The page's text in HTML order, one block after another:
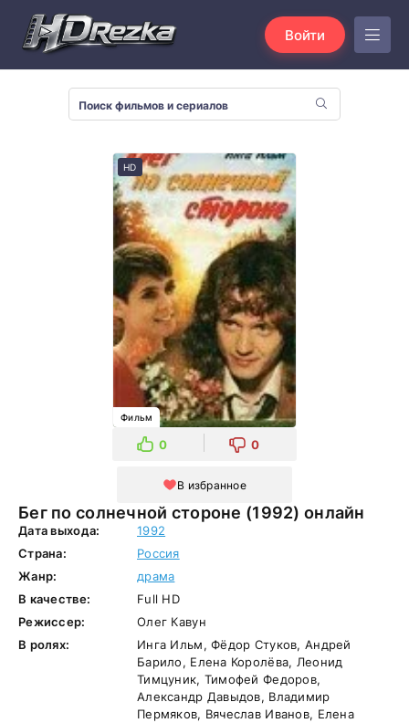
Войти
Бег по солнечной стороне (1992) онлайн
HD
Фильм
0 0
В избранное
Дата выхода:
1992
Страна:
Россия
Жанр:
драма
В качестве:
Full HD
Режиссер:
Олег Кавун
В ролях:
Инга Ильм, Фёдор Стуков, Андрей
Барило, Елена Королёва, Леонид
Тимцуник, Тимофей Федоров,
Александр Давыдов, Владимир
Пермяков, Вячеслав Иванов, Елена